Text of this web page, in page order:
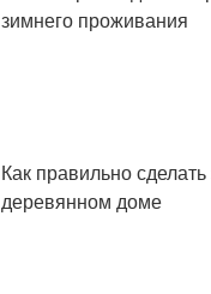
зимнего проживания
Как правильно сделать
деревянном доме